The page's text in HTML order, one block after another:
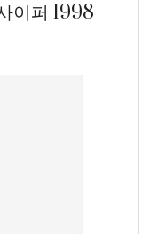
이퍼 1998